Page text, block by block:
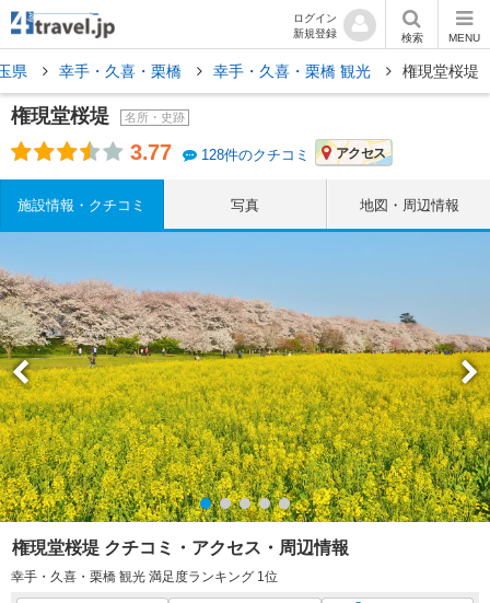
ログイン
新規登録
検索 MENU
県 幸手・久喜・栗橋 幸手・久喜・栗橋 観光 権現堂桜堤
権現堂桜堤 名所・史跡
3.77 128件のクチコミ アクセス
施設情報・クチコミ 写真 地図・周辺情報
権現堂桜堤 クチコミ・アクセス・周辺情報
幸手・久喜・栗橋 観光 満足度ランキング 1位